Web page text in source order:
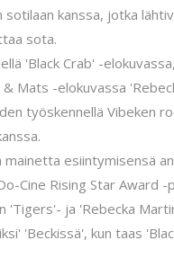
kanssa, jotka
sota.
'Black Crab' -
Mats -elokuvassa
työskennellä Vibeken
esiintymisensä
Cine Rising Star Award -
'Tigers'- ja 'Rebecka
'Beckissä', kun taas